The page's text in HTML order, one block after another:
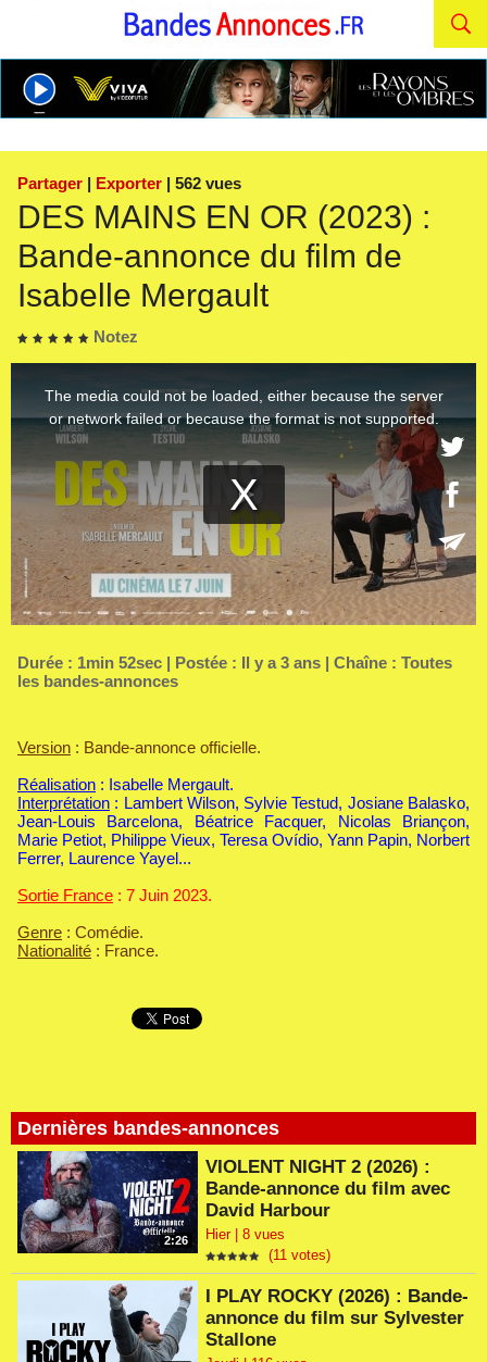
Partager | Exporter | 562 vues
DES MAINS EN OR (2023) :
Bande-annonce du film de
Isabelle Mergault
Notez
Dernières bandes-annonces
2:26
VIOLENT NIGHT 2 (2026) :
Bande-annonce du film avec
David Harbour
Hier | 8 vues
(11 votes)
I PLAY ROCKY (2026) : Bande-
annonce du film sur Sylvester
Stallone
Durée : 1min 52sec | Postée : Il y a 3 ans | Chaîne : Toutes
les bandes-annonces
Version : Bande-annonce officielle.
Réalisation : Isabelle Mergault.
Interprétation : Lambert Wilson, Sylvie Testud, Josiane Balasko,
Jean-Louis Barcelona, Béatrice Facquer, Nicolas Briançon,
Marie Petiot, Philippe Vieux, Teresa Ovídio, Yann Papin, Norbert
Ferrer, Laurence Yayel...
Sortie France : 7 Juin 2023.
Genre : Comédie.
Nationalité : France.